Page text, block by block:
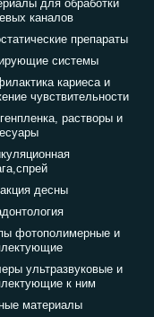
для обработки
каналов
препараты
системы
кариеса и
чувствительности
растворы и
десны
фотополимерные и
ультразвуковые и
к ним
материалы